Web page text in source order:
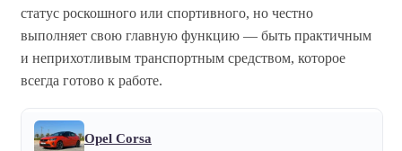
статус роскошного или спортивного, но честно
выполняет свою главную функцию — быть практичным
и неприхотливым транспортным средством, которое
всегда готово к работе.
Opel Corsa